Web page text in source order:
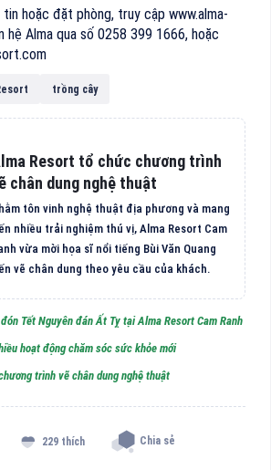
hoặc đặt phòng, truy cập www.alma-
hệ Alma qua số 0258 399 1666, hoặc
trồng cây
Resort tổ chức chương trình
chân dung nghệ thuật
tôn vinh nghệ thuật địa phương và mang
nhiều trải nghiệm thú vị, Alma Resort Cam
vừa mời họa sĩ nổi tiếng Bùi Văn Quang
vẽ chân dung theo yêu cầu của khách.
Tết Nguyên đán Ất Tỵ tại Alma Resort Cam Ranh
hoạt động chăm sóc sức khỏe mới
trình vẽ chân dung nghệ thuật
229 thích Chia sẻ